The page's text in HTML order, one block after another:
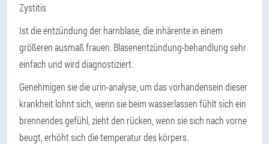
Zystitis
Ist die entzündung der harnblase, die inhärente in einem
größeren ausmaß frauen. Blasenentzündung-behandlung sehr
einfach und wird diagnostiziert.
Genehmigen sie die urin-analyse, um das vorhandensein dieser
krankheit lohnt sich, wenn sie beim wasserlassen fühlt sich ein
brennendes gefühl, zieht den rücken, wenn sie sich nach vorne
beugt, erhöht sich die temperatur des körpers.